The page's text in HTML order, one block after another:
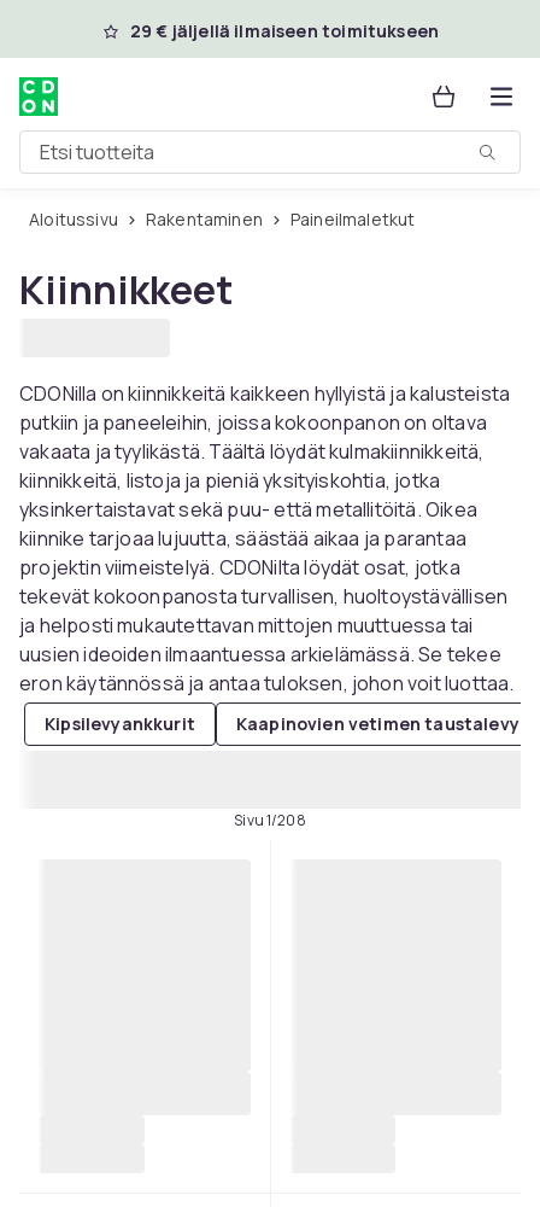
Ohita ja siirry pääsisältöön
29 € jäljellä ilmaiseen toimitukseen
Etsi tuotteita
Aloitussivu Rakentaminen Paineilmaletkut
Kiinnikkeet
CDONilla on kiinnikkeitä kaikkeen hyllyistä ja kalusteista
putkiin ja paneeleihin, joissa kokoonpanon on oltava
vakaata ja tyylikästä. Täältä löydät kulmakiinnikkeitä,
kiinnikkeitä, listoja ja pieniä yksityiskohtia, jotka
yksinkertaistavat sekä puu- että metallitöitä. Oikea
kiinnike tarjoaa lujuutta, säästää aikaa ja parantaa
projektin viimeistelyä. CDONilta löydät osat, jotka
tekevät kokoonpanosta turvallisen, huoltoystävällisen
ja helposti mukautettavan mittojen muuttuessa tai
uusien ideoiden ilmaantuessa arkielämässä. Se tekee
eron käytännössä ja antaa tuloksen, johon voit luottaa.
Kipsilevyankkurit Kaapinovien vetimen taustalevyt
Sivu 1/208